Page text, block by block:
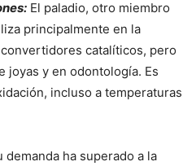
El paladio, otro miembro
principalmente en la
catalíticos, pero
joyas y en odontología. Es
incluso a temperaturas
demanda ha superado a la